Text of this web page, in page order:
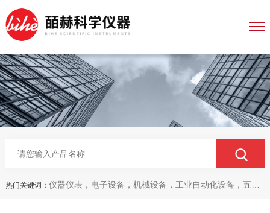
热门关键词： 仪器仪表，电子设备，机械设备，工业自动化设备，五金产品，电线电缆，金属材料，电子